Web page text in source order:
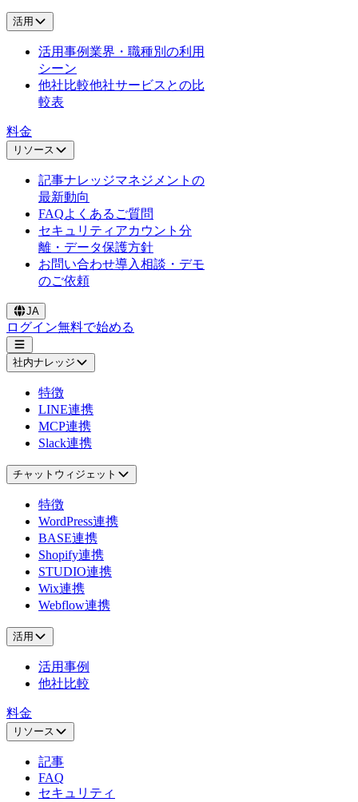
活用
活用事例業界・職種別の利用
シーン
他社比較他社サービスとの比
較表
料金
リソース
記事ナレッジマネジメントの
最新動向
FAQよくあるご質問
セキュリティ アカウント分
離・データ保護方針
お問い合わせ導入相談・デモ
のご依頼
JA
ログイン無料で始める
社内ナレッジ
特徴
LINE連携
MCP連携
Slack連携
チャットウィジェット
特徴
WordPress連携
BASE連携
Shopify連携
STUDIO連携
Wix連携
Webflow連携
活用
活用事例
他社比較
料金
リソース
記事
FAQ
セキュリティ